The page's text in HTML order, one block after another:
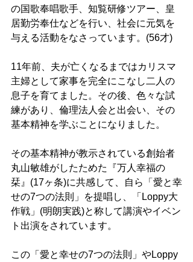
の国歌奉唱歌手、知覧研修ツアー、皇
居勤労奉仕などを行い、社会に元気を
与える活動をなさっています。(56才)
11年前、夫が亡くなるまではカリスマ
主婦として家事を完全にこなし二人の
息子を育てました。その後、色々な試
練があり、倫理法人会と出会い、その
基本精神を学ぶことになりました。
その基本精神が教示されている創始者
丸山敏雄がしたためた『万人幸福の
栞』(17ヶ条)に共感して、自ら「愛と幸
せの7つの法則」を提唱し、「Loppy大
作戦」(明朗実践)と称して講演やイベン
ト出演をされています。
この「愛と幸せの7つの法則」やLoppy